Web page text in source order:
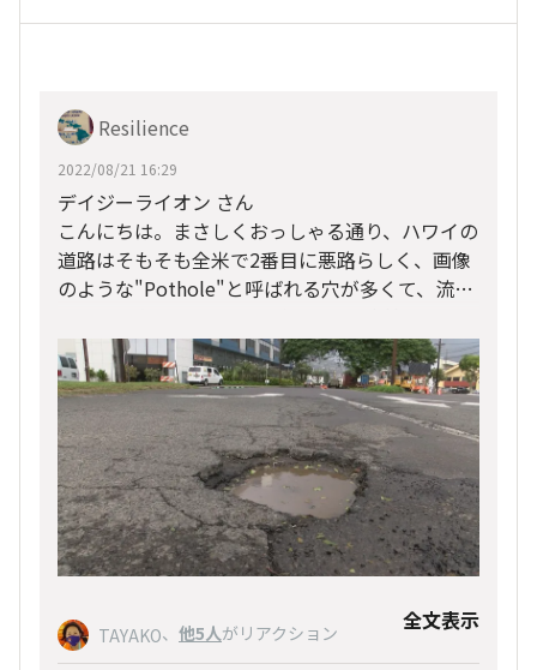
Resilience
2022/08/21 16:29
デイジーライオン さん
こんにちは。まさしくおっしゃる通り、ハワイの
道路はそもそも全米で2番目に悪路らしく、画像
のような"Pothole"と呼ばれる穴が多くて、流石
白線上にある一定間隔の埋め込み式の丸い？出っ
張り、これにつまづくことがありますので、これ
にも注意ですね。確か、アロハタワー近くが多か
ったように思います。
TAYAKO、 他5人がリアクション 全文表示